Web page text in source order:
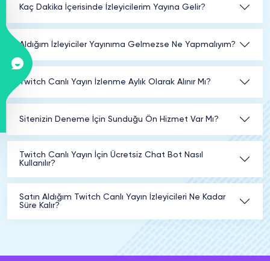
Kaç Dakika İçerisinde İzleyicilerim Yayına Gelir?
Aldığım İzleyiciler Yayınıma Gelmezse Ne Yapmalıyım?
Twitch Canlı Yayın İzlenme Aylık Olarak Alınır Mı?
Sitenizin Deneme İçin Sunduğu Ön Hizmet Var Mı?
Twitch Canlı Yayın İçin Ücretsiz Chat Bot Nasıl
Kullanılır?
Satın Aldığım Twitch Canlı Yayın İzleyicileri Ne Kadar
Süre Kalır?